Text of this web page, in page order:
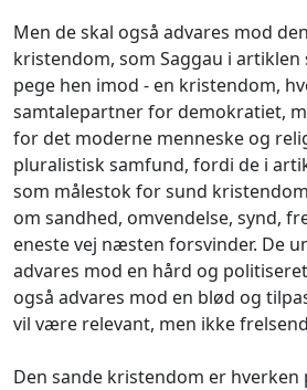
Men de skal også advares mod
kristendom, som Saggau i
pege hen imod - en kristendom,
samtalepartner for demokratiet,
for det moderne menneske og
pluralistisk samfund, fordi de i
som målestok for sund
om sandhed, omvendelse, synd,
eneste vej næsten forsvinder. De
advares mod en hård og
også advares mod en blød og
vil være relevant, men ikke
Den sande kristendom er